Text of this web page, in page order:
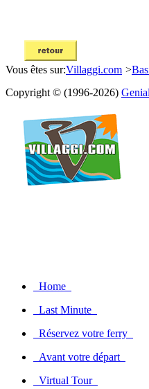
Vous êtes sur:Villaggi.com >
Copyright © (1996-2026)
Home
Last Minute
Réservez votre ferry
Avant votre départ
Virtual Tour